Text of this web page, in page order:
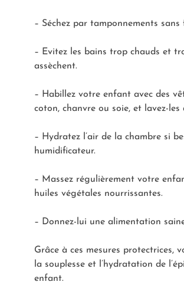
– Séchez par tamponnements sans
– Evitez les bains trop chauds et
assèchent.
– Habillez votre enfant avec des
coton, chanvre ou soie, et lavez-les
– Hydratez l’air de la chambre si
humidificateur.
– Massez régulièrement votre
huiles végétales nourrissantes.
– Donnez-lui une alimentation
Grâce à ces mesures protectrices,
la souplesse et l’hydratation de
enfant.